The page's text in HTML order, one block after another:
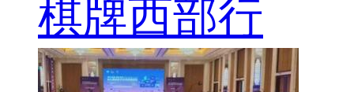
棋牌西部行